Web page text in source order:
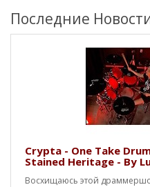
Последние
Crypta - One Take
Stained Heritage - By
Восхищаюсь этой